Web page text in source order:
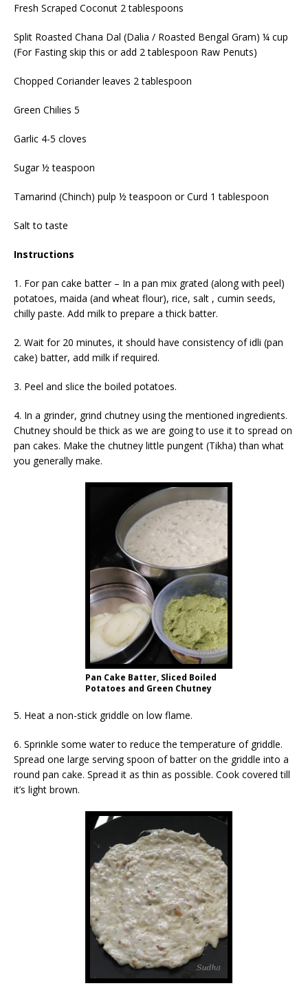
Fresh Scraped Coconut 2 tablespoons
Split Roasted Chana Dal (Dalia / Roasted Bengal Gram) ¼ cup
(For Fasting skip this or add 2 tablespoon Raw Penuts)
Chopped Coriander leaves 2 tablespoon
Green Chilies 5
Garlic 4-5 cloves
Sugar ½ teaspoon
Tamarind (Chinch) pulp ½ teaspoon or Curd 1 tablespoon
Salt to taste
Instructions
1. For pan cake batter – In a pan mix grated (along with peel)
potatoes, maida (and wheat flour), rice, salt , cumin seeds,
chilly paste. Add milk to prepare a thick batter.
2. Wait for 20 minutes, it should have consistency of idli (pan
cake) batter, add milk if required.
3. Peel and slice the boiled potatoes.
4. In a grinder, grind chutney using the mentioned ingredients.
Chutney should be thick as we are going to use it to spread on
pan cakes. Make the chutney little pungent (Tikha) than what
you generally make.
Pan Cake Batter, Sliced Boiled
Potatoes and Green Chutney
5. Heat a non-stick griddle on low flame.
6. Sprinkle some water to reduce the temperature of griddle.
Spread one large serving spoon of batter on the griddle into a
round pan cake. Spread it as thin as possible. Cook covered till
it’s light brown.